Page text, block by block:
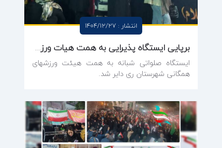
انتشار : 1404/12/27
برپایی ایستگاه پذیرایی به همت هیات ورزشهای همگانی شهرستان ری
ایستگاه صلواتی شبانه به همت هیئت ورزشهای
همگانی شهرستان ری دایر شد.